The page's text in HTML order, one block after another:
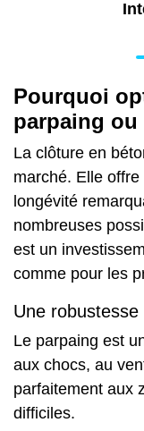
Pourquoi
parpaing
La clôture en
marché. Elle
longévité
nombreuses
est un
comme pour les
Une
Le parpaing est
aux chocs, au
parfaitement aux
difficiles.